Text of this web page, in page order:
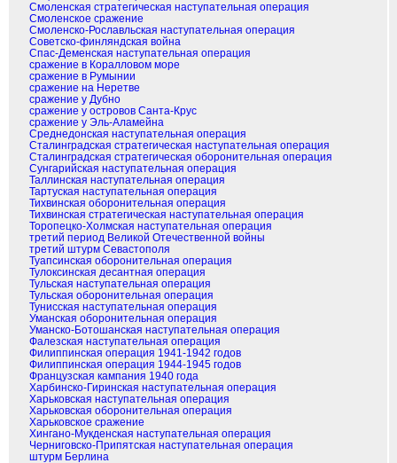
Смоленская стратегическая наступательная операция
Смоленское сражение
Смоленско-Рославльская наступательная операция
Советско-финляндская война
Спас-Деменская наступательная операция
сражение в Коралловом море
сражение в Румынии
сражение на Неретве
сражение у Дубно
сражение у островов Санта-Крус
сражение у Эль-Аламейна
Среднедонская наступательная операция
Сталинградская стратегическая наступательная операция
Сталинградская стратегическая оборонительная операция
Сунгарийская наступательная операция
Таллинская наступательная операция
Тартуская наступательная операция
Тихвинская оборонительная операция
Тихвинская стратегическая наступательная операция
Торопецко-Холмская наступательная операция
третий период Великой Отечественной войны
третий штурм Севастополя
Туапсинская оборонительная операция
Тулоксинская десантная операция
Тульская наступательная операция
Тульская оборонительная операция
Тунисская наступательная операция
Уманская оборонительная операция
Уманско-Ботошанская наступательная операция
Фалезская наступательная операция
Филиппинская операция 1941-1942 годов
Филиппинская операция 1944-1945 годов
Французская кампания 1940 года
Харбинско-Гиринская наступательная операция
Харьковская наступательная операция
Харьковская оборонительная операция
Харьковское сражение
Хингано-Мукденская наступательная операция
Черниговско-Припятская наступательная операция
штурм Берлина